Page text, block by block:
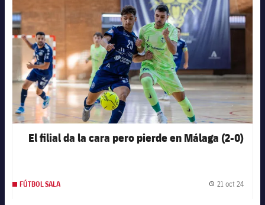
El filial da la cara pero pierde en Málaga (2-0)
FÚTBOL SALA Fecha
21 oct 24